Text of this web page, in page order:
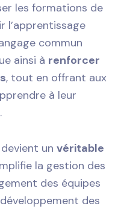
les formations de
l’apprentissage
commun
ainsi à renforcer
, tout en offrant aux
à leur
un véritable
la gestion des
des équipes
des